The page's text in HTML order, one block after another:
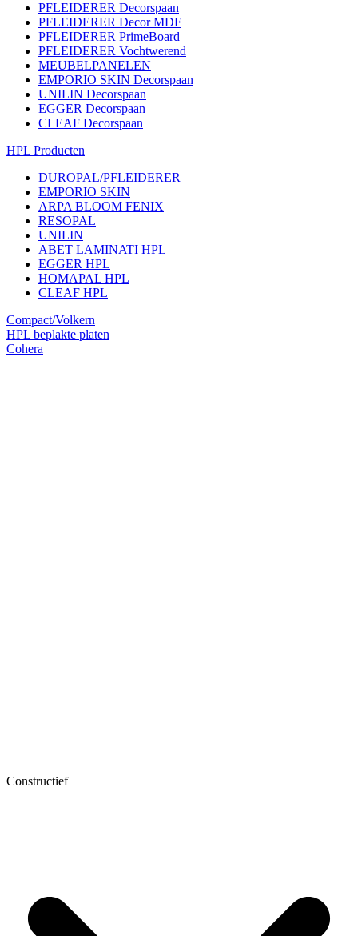
PFLEIDERER Decorspaan
PFLEIDERER Decor MDF
PFLEIDERER PrimeBoard
PFLEIDERER Vochtwerend
MEUBELPANELEN
EMPORIO SKIN Decorspaan
UNILIN Decorspaan
EGGER Decorspaan
CLEAF Decorspaan
HPL Producten
DUROPAL/PFLEIDERER
EMPORIO SKIN
ARPA BLOOM FENIX
RESOPAL
UNILIN
ABET LAMINATI HPL
EGGER HPL
HOMAPAL HPL
CLEAF HPL
Compact/Volkern
HPL beplakte platen
Cohera
Constructief